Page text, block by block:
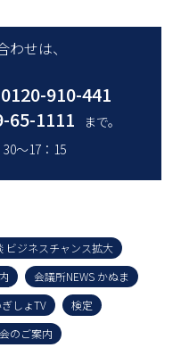
せは、
0120-910-441
65-1111
まで。
～17：15
ビジネスチャンス拡大
会議所NEWS かぬま
しょTV
検定
のご案内